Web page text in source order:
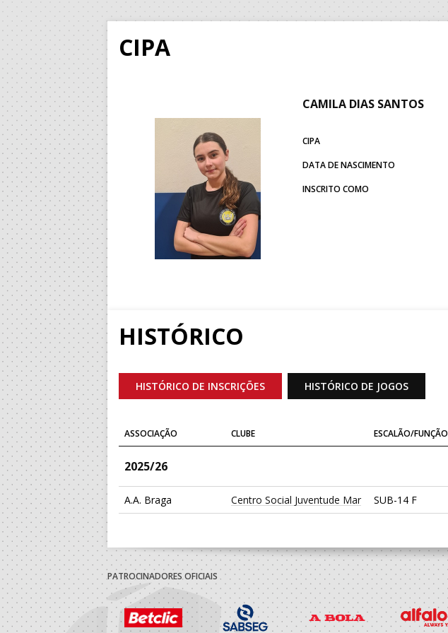
CIPA
CAMILA DIAS SANTOS
CIPA
DATA DE NASCIMENTO
INSCRITO COMO
HISTÓRICO
HISTÓRICO DE INSCRIÇÕES HISTÓRICO DE JOGOS
ASSOCIAÇÃO CLUBE ESCALÃO/FUNÇÃO
2025/26
A.A. Braga Centro Social Juventude Mar SUB-14 F
PATROCINADORES OFICIAIS